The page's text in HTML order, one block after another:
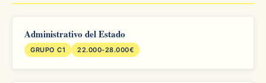
Administrativo del Estado
GRUPO C1 22.000-28.000€